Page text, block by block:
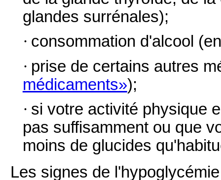
glandes surrénales);
· consommation d'alcool
· prise de certains autres
médicaments»);
· si votre activité physique
pas suffisamment ou que
moins de glucides
Les signes de